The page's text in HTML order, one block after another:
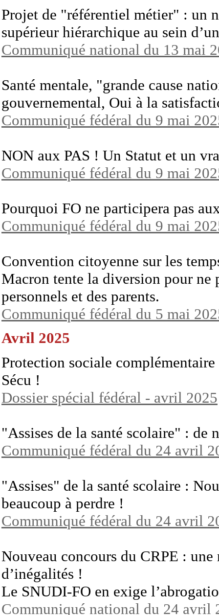
Projet de "référentiel métier" : un
supérieur hiérarchique au sein
Communiqué national du 13 mai
Santé mentale, "grande cause
gouvernemental, Oui à la
Communiqué fédéral du 9 mai
NON aux PAS ! Un Statut et un
Communiqué fédéral du 9 mai
Pourquoi FO ne participera pas
Communiqué fédéral du 9 mai
Convention citoyenne sur les
Macron tente la diversion pour ne
personnels et des parents.
Communiqué fédéral du 5 mai
Avril 2025
Protection sociale
Sécu !
Dossier spécial fédéral - avril 2025
"Assises de la santé scolaire" :
Communiqué fédéral du 24 avril
"Assises" de la santé scolaire :
beaucoup à perdre !
Communiqué fédéral du 24 avril
Nouveau concours du CRPE : une
d’inégalités !
Le SNUDI-FO en exige
Communiqué national du 24 avril